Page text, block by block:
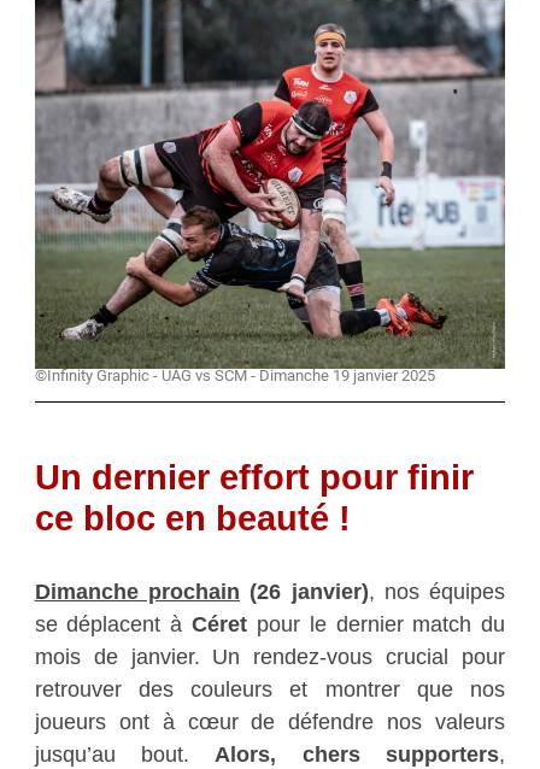
©Infinity Graphic - UAG vs SCM - Dimanche 19 janvier 2025
Un dernier effort pour finir
ce bloc en beauté !
Dimanche prochain (26 janvier), nos équipes
se déplacent àCéret pour le dernier match du
mois de janvier. Un rendez-vous crucial pour
retrouver des couleurs et montrer que nos
joueurs ont à cœur de défendre nos valeurs
jusqu’au bout.Alors, chers supporters,